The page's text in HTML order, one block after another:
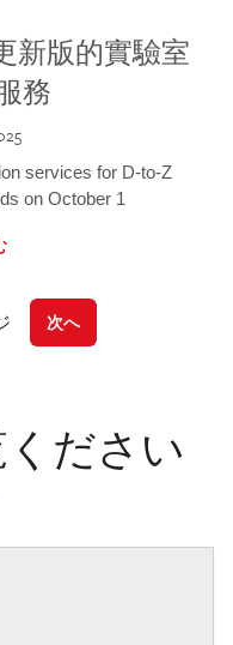
新版的實驗室
務
services for D-to-Z
on October 1
次へ
ださい